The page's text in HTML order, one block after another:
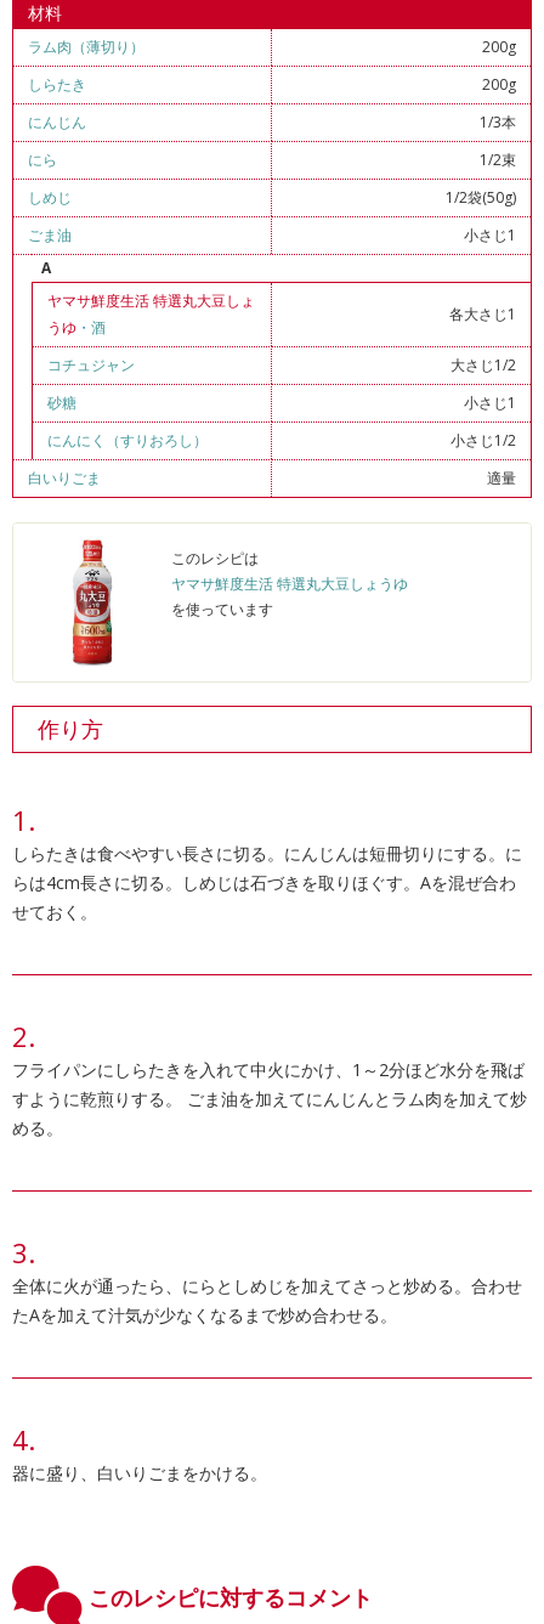
材料
ラム肉（薄切り）
200g
しらたき
200g
にんじん
1/3本
にら
1/2束
しめじ
1/2袋(50g)
ごま油
小さじ1
A
ヤマサ鮮度生活 特選丸大豆しょ
うゆ ・ 酒
各大さじ1
コチュジャン
大さじ1/2
砂糖
小さじ1
にんにく（すりおろし）
小さじ1/2
白いりごま
適量
このレシピは
ヤマサ鮮度生活 特選丸大豆しょうゆ
を使っています
作り方
しらたきは食べやすい長さに切る。にんじんは短冊切りにする。に
らは4cm長さに切る。しめじは石づきを取りほぐす。Aを混ぜ合わ
せておく。
フライパンにしらたきを入れて中火にかけ、1～2分ほど水分を飛ば
すように乾煎りする。 ごま油を加えてにんじんとラム肉を加えて炒
める。
全体に火が通ったら、にらとしめじを加えてさっと炒める。合わせ
たAを加えて汁気が少なくなるまで炒め合わせる。
器に盛り、白いりごまをかける。
このレシピに対するコメント